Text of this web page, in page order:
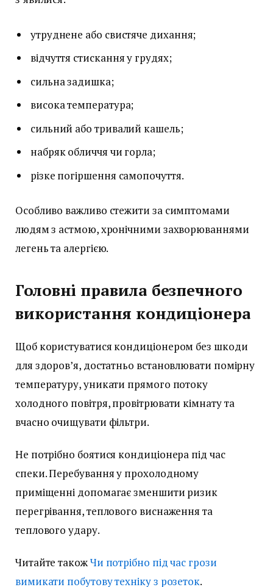
утруднене або свистяче дихання;
відчуття стискання у грудях;
сильна задишка;
висока температура;
сильний або тривалий кашель;
набряк обличчя чи горла;
різке погіршення самопочуття.
Особливо важливо стежити за симптомами
людям з астмою, хронічними захворюваннями
легень та алергією.
Головні правила безпечного
використання кондиціонера
Щоб користуватися кондиціонером без шкоди
для здоров’я, достатньо встановлювати помірну
температуру, уникати прямого потоку
холодного повітря, провітрювати кімнату та
вчасно очищувати фільтри.
Не потрібно боятися кондиціонера під час
спеки. Перебування у прохолодному
приміщенні допомагає зменшити ризик
перегрівання, теплового виснаження та
теплового удару.
Читайте такожЧи потрібно під час грози
вимикати побутову техніку з розеток.